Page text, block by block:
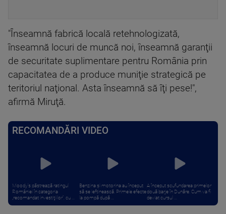
"Înseamnă fabrică locală retehnologizată,
înseamnă locuri de muncă noi, înseamnă garanţii
de securitate suplimentare pentru România prin
capacitatea de a produce muniţie strategică pe
teritoriul naţional. Asta înseamnă să îţi pese!",
afirmă Miruţă.
RECOMANDĂRI VIDEO
Moody’s păstrează ratingul
României în categoria
„recomandat investiţiilor”, cu ...
Benzina și motorina au început
să se ieftinească. Primele efecte
la pompă după ...
A început scufundarea primelor
două barje în Dunăre. Cum va fi
deviat cursul ...